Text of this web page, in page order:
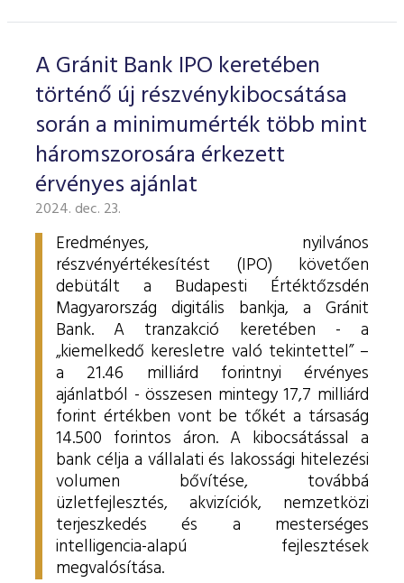
A Gránit Bank IPO keretében
történő új részvénykibocsátása
során a minimumérték több mint
háromszorosára érkezett
érvényes ajánlat
2024. dec. 23.
Eredményes, nyilvános
részvényértékesítést (IPO) követően
debütált a Budapesti Értéktőzsdén
Magyarország digitális bankja, a Gránit
Bank. A tranzakció keretében - a
„kiemelkedő keresletre való tekintettel” –
a 21.46 milliárd forintnyi érvényes
ajánlatból - összesen mintegy 17,7 milliárd
forint értékben vont be tőkét a társaság
14.500 forintos áron. A kibocsátással a
bank célja a vállalati és lakossági hitelezési
volumen bővítése, továbbá
üzletfejlesztés, akvizíciók, nemzetközi
terjeszkedés és a mesterséges
intelligencia-alapú fejlesztések
megvalósítása.